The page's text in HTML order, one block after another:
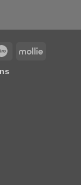
Maestro Mollie